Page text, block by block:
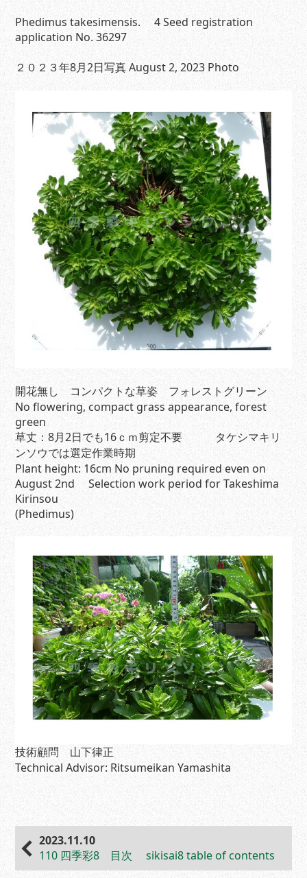
Phedimus takesimensis. 4 Seed registration
application No. 36297
２０２３年8月2日写真 August 2, 2023 Photo
開花無し コンパクトな草姿 フォレストグリーン
No flowering, compact grass appearance, forest
green
草丈：8月2日でも16ｃｍ剪定不要 タケシマキリ
ンソウでは選定作業時期
Plant height: 16cm No pruning required even on
August 2nd Selection work period for Takeshima
Kirinsou
(Phedimus)
技術顧問 山下律正
Technical Advisor: Ritsumeikan Yamashita
2023.11.10
110 四季彩8 目次 sikisai8 table of contents